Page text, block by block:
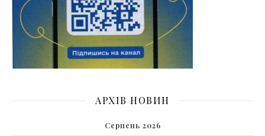
АРХІВ НОВИН
Серпень 2026